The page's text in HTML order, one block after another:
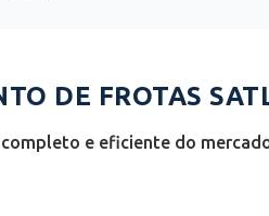
DE FROTAS
e eficiente do